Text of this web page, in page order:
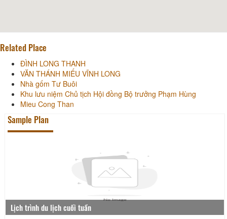
Related Place
ĐÌNH LONG THANH
VĂN THÁNH MIẾU VĨNH LONG
Nhà gốm Tư Buôi
Khu lưu niệm Chủ tịch Hội đồng Bộ trưởng Phạm Hùng
Mieu Cong Than
Sample Plan
Lịch trình du lịch cuối tuần